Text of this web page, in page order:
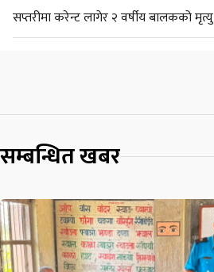
सप्तरीमा करेन्ट लागेर २ वर्षीय बालकको मृत्यु
सम्बन्धित खबर